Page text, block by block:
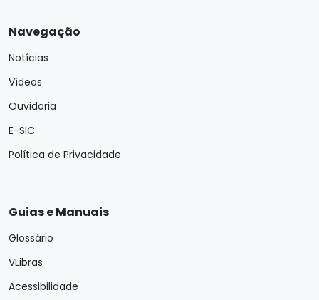
Navegação
Notícias
Vídeos
Ouvidoria
E-SIC
Política de Privacidade
Guias e Manuais
Glossário
VLibras
Acessibilidade